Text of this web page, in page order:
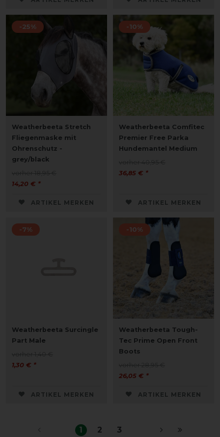
-25%
Weatherbeeta Stretch
Fliegenmaske mit
Ohrenschutz -
grey/black
14,20 € *
ARTIKEL MERKEN
-10%
Weatherbeeta Comfitec
Premier Free Parka
Hundemantel Medium
36,85 € *
ARTIKEL MERKEN
-7%
Weatherbeeta Surcingle
Part Male
1,30 € *
ARTIKEL MERKEN
-10%
Weatherbeeta Tough-
Tec Prime Open Front
Boots
26,05 € *
ARTIKEL MERKEN
1 2 3